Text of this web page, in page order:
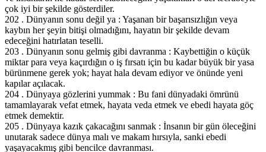
çok iyi bir şekilde gösterdiler.
202 . Dünyanın sonu değil ya : Yaşanan bir başarısızlığın veya
kaybın her şeyin bitişi olmadığını, hayatın bir şekilde devam
edeceğini hatırlatan teselli.
203 . Dünyanın sonu gelmiş gibi davranma : Kaybettiğin o küçük
miktar para veya kaçırdığın o iş fırsatı için bu kadar büyük bir yasa
bürünmene gerek yok; hayat hala devam ediyor ve önünde yeni
kapılar açılacak.
204 . Dünyaya gözlerini yummak : Bu fani dünyadaki ömrünü
tamamlayarak vefat etmek, hayata veda etmek ve ebedi hayata göç
etmek demektir.
205 . Dünyaya kazık çakacağını sanmak : İnsanın bir gün öleceğini
unutarak sadece dünya malı ve makam hırsıyla, sanki ebedi
yaşayacakmış gibi bencilce davranması.